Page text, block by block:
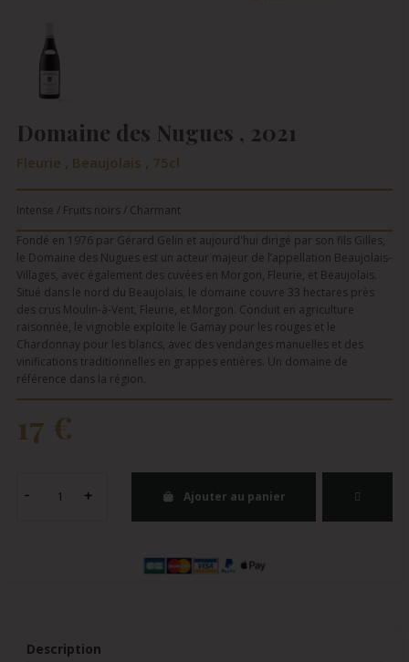
Domaine des Nugues , 2021
Fleurie , Beaujolais , 75cl
Intense / Fruits noirs / Charmant
Fondé en 1976 par Gérard Gelin et aujourd'hui dirigé par son fils Gilles,
le Domaine des Nugues est un acteur majeur de l’appellation Beaujolais-
Villages, avec également des cuvées en Morgon, Fleurie, et Beaujolais.
Situé dans le nord du Beaujolais, le domaine couvre 33 hectares près
des crus Moulin-à-Vent, Fleurie, et Morgon. Conduit en agriculture
raisonnée, le vignoble exploite le Gamay pour les rouges et le
Chardonnay pour les blancs, avec des vendanges manuelles et des
vinifications traditionnelles en grappes entières. Un domaine de
référence dans la région.
17 €
Ajouter au panier
Description